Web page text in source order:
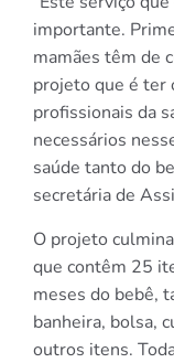
importante.
mamães têm de
projeto que é ter
profissionais da
necessários
saúde tanto do
secretária de
O projeto
que contêm 25
meses do bebê,
banheira, bolsa,
outros itens.